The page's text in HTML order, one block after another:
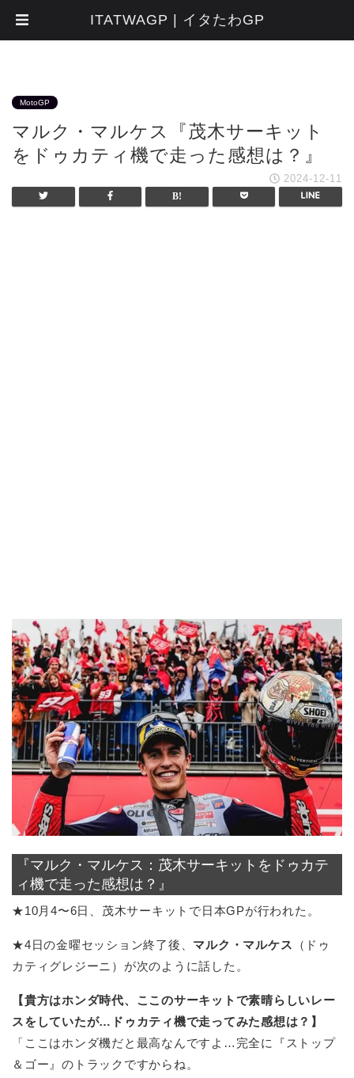
MotoGP
マルク・マルケス『茂木サーキット
をドゥカティ機で走った感想は？』
2024-12-11
『マルク・マルケス：茂木サーキットをドゥカテ
ィ機で走った感想は？』
★10月4〜6日、茂木サーキットで日本GPが行われた。
★4日の金曜セッション終了後、 マルク・マルケス （ドゥ
カティグレジーニ）が次のように話した。
【貴方はホンダ時代、ここのサーキットで素晴らしいレー
スをしていたが…ドゥカティ機で走ってみた感想は？】
「ここはホンダ機だと最高なんですよ…完全に『ストップ
＆ゴー』のトラックですからね。
ITATWAGP | イタたわGP